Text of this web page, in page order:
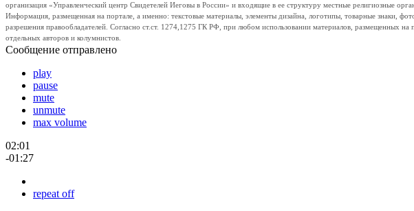
организация «Управленческий центр Свидетелей Иеговы в России» и входящие в ее структуру местные религиозные
Информация, размещенная на портале, а именно: текстовые материалы, элементы дизайна, логотипы, товарные знаки,
разрешения правообладателей. Согласно ст.ст. 1274,1275 ГК РФ, при любом использовании материалов, размещенных
отдельных авторов и колумнистов.
Сообщение отправлено
play
pause
mute
unmute
max volume
02:01
-01:27
repeat off